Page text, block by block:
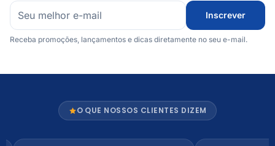
Inscrever
Receba promoções, lançamentos e dicas diretamente no seu e-mail.
O QUE NOSSOS CLIENTES DIZEM